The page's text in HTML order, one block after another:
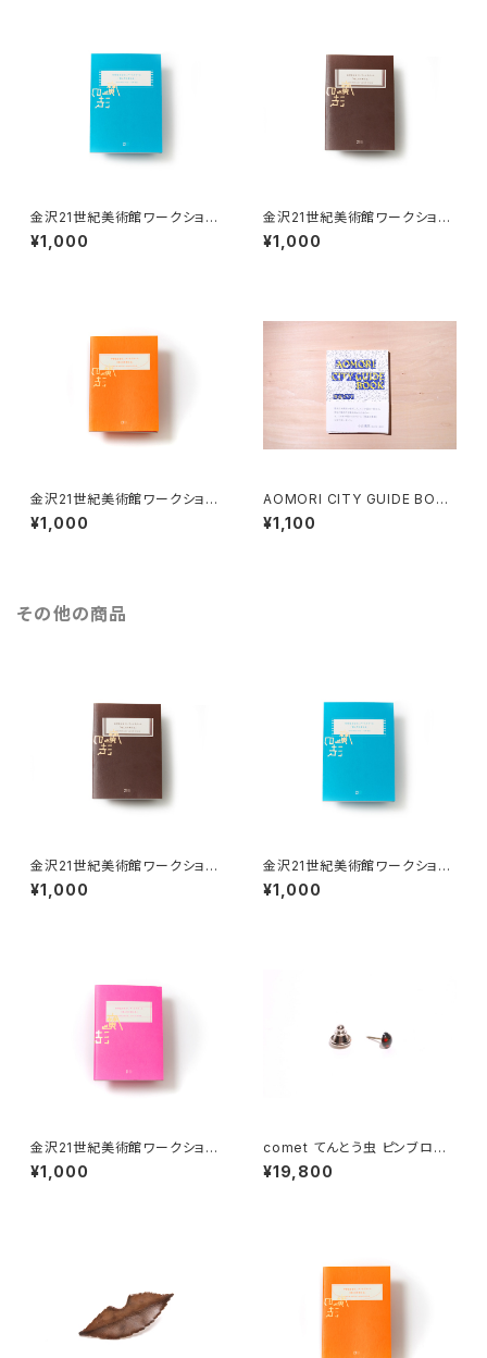
金沢21世紀美術館ワークショッ
プ・アーカイブブック 2019-20
20
¥1,000
金沢21世紀美術館ワークショッ
プ・アーカイブブック 2018-201
9
¥1,000
金沢21世紀美術館ワークショッ
プ・アーカイブブック 2017-201
8
¥1,000
AOMORI CITY GUIDE BOO
K
¥1,100
その他の商品
金沢21世紀美術館ワークショッ
プ・アーカイブブック 2018-201
9
¥1,000
金沢21世紀美術館ワークショッ
プ・アーカイブブック 2019-20
20
¥1,000
金沢21世紀美術館ワークショッ
プ・アーカイブブック 2016-201
7
¥1,000
comet てんとう虫 ピンブロー
チ 黒
¥19,800